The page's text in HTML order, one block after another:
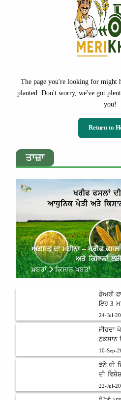
The page you're looking for might
planted. Don't worry, we've got
you!
Return to
ਤਾਜ਼ਾ
ਅਗਸਤ ਦਾ ਮਹੀਨਾ – ਖਰੀਫ
ਅਤੇ ਕਿਸਾਨਾਂ
ਖ਼ਬਰਾਂ
ਕਿਸਾਨ ਖ਼ਬਰਾਂ
ਡੇਅਰੀ
ਇਹ 3
ਮਿਹਨਤ
24-Jul-
ਜੀਹਦਾ
ਨੁਕਸਾਨ
ਯੋਜਨਾ
10-Sep-
ਝੋਨੇ ਦੀ
ਦੀ
22-Jul-